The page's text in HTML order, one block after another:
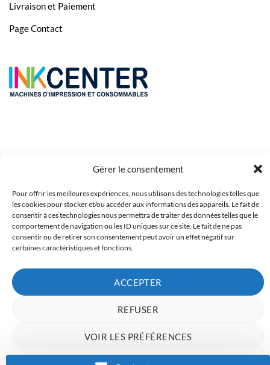
Gérer le consentement
Pour offrir les meilleures expériences, nous utilisons des technologies telles que
les cookies pour stocker et/ou accéder aux informations des appareils. Le fait de
consentir à ces technologies nous permettra de traiter des données telles que le
comportement de navigation ou les ID uniques sur ce site. Le fait de ne pas
consentir ou de retirer son consentement peut avoir un effet négatif sur
certaines caractéristiques et fonctions.
ACCEPTER
REFUSER
VOIR LES PRÉFÉRENCES
Livraison et Paiement
Page Contact
Copyright 2023 © Inkcenter - Webdesign byMedia84